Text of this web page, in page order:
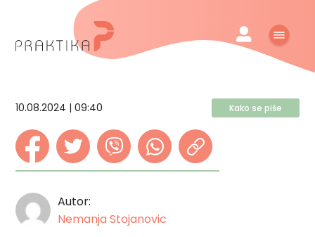
10.08.2024 | 09:40 Kako se piše
Autor:
Nemanja Stojanovic